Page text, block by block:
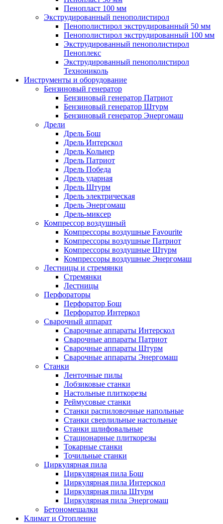
Пенопласт 100 мм
Экструдированный пенополистирол
Пенополистирол экструдированный 50 мм
Пенополистирол экструдированный 100 мм
Экструдированный пенополистирол
Пеноплекс
Экструдированный пенополистирол
Технониколь
Инструменты и оборудование
Бензиновый генератор
Бензиновый генератор Патриот
Бензиновый генератор Штурм
Бензиновый генератор Энергомаш
Дрели
Дрель Бош
Дрель Интерскол
Дрель Кольнер
Дрель Патриот
Дрель Победа
Дрель ударная
Дрель Штурм
Дрель электрическая
Дрель Энергомаш
Дрель-миксер
Компрессор воздушный
Компрессоры воздушные Favourite
Компрессоры воздушные Патриот
Компрессоры воздушные Штурм
Компрессоры воздушные Энергомаш
Лестницы и стремянки
Стремянки
Лестницы
Перфораторы
Перфоратор Бош
Перфоратор Интеркол
Сварочный аппарат
Сварочные аппараты Интерскол
Сварочные аппараты Патриот
Сварочные аппараты Штурм
Сварочные аппараты Энергомаш
Станки
Ленточные пилы
Лобзиковые станки
Настольные плиткорезы
Реймусовые станки
Станки распиловочные напольные
Станки сверлильные настольные
Станки шлифовальные
Стационарные плиткорезы
Токарные станки
Точильные станки
Циркулярная пила
Циркулярная пила Бош
Циркулярная пила Интерскол
Циркулярная пила Штурм
Циркулярная пила Энергомаш
Бетономешалки
Климат и Отопление